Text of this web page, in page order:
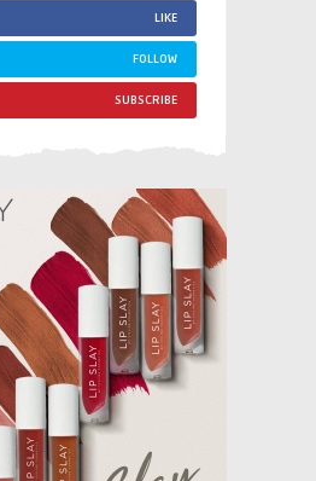
LIKE
FOLLOW
SUBSCRIBE